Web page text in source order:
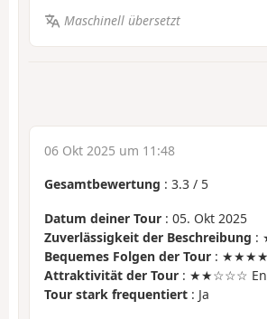
Maschinell übersetzt
06 Okt 2025 um 11:48
Gesamtbewertung : 3.3 / 5
Datum deiner Tour : 05. Okt 2025
Zuverlässigkeit der Beschreibung :
Bequemes Folgen der Tour :
Attraktivität der Tour : ★★☆☆☆
Tour stark frequentiert : Ja